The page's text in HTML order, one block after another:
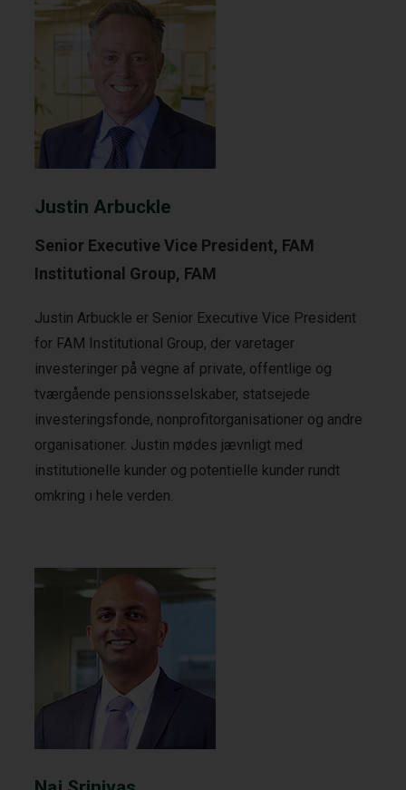
Justin Arbuckle
Senior Executive Vice President, FAM
Institutional Group, FAM
Justin Arbuckle er Senior Executive Vice President
for FAM Institutional Group, der varetager
investeringer på vegne af private, offentlige og
tværgående pensionsselskaber, statsejede
investeringsfonde, nonprofitorganisationer og andre
organisationer. Justin mødes jævnligt med
institutionelle kunder og potentielle kunder rundt
omkring i hele verden.